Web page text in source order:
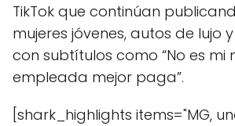
TikTok que continúan
mujeres jóvenes, autos de lujo
con subtítulos como “No es mi
empleada mejor paga”.
[shark_highlights items="MG,